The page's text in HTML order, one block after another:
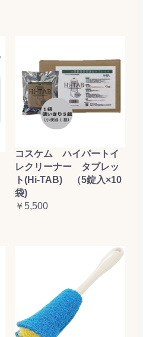
コスケム ハイパートイ
レクリーナー タブレッ
ト(Hi-TAB) （5錠入×10
袋)
￥5,500